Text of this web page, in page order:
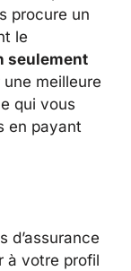
procure un
le
seulement
meilleure
qui vous
en payant
d’assurance
à votre profil